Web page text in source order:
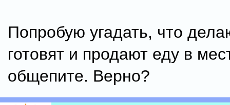
Попробую угадать, что
готовят и продают еду в
общепите. Верно?